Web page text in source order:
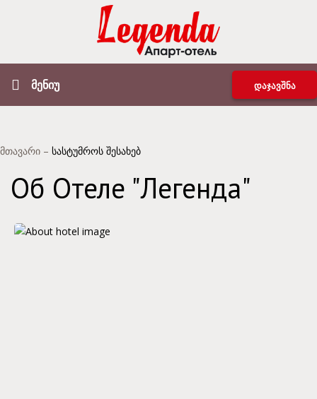
მენიუ დაჯავშნა
მთავარი – სასტუმროს შესახებ
Об Отеле "Легенда"